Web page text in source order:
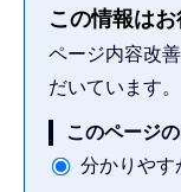
この情報は
ページ内容改
だいています。
このページ
分かりやす